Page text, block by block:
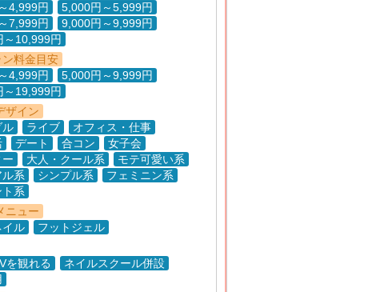
4,999円
5,000円～5,999円
7,999円
9,000円～9,999円
～10,999円
料金目安
4,999円
5,000円～9,999円
～19,999円
ザイン
ル
ライブ
オフィス・仕事
デート 合コン
女子会
大人・クール系
モテ可愛い系
系
シンプル系
フェミニン系
系
ニュー
イル
フットジェル
を観れる
ネイルスクール併設